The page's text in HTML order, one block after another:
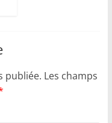
publiée. Les champs